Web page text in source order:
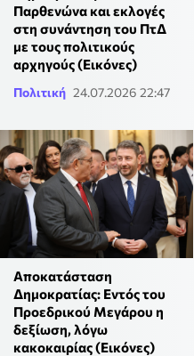
Παρθενώνα και εκλογές
στη συνάντηση του ΠτΔ
με τους πολιτικούς
αρχηγούς (Εικόνες)
Πολιτική 24.07.2026 22:47
Αποκατάσταση
Δημοκρατίας: Εντός του
Προεδρικού Μεγάρου η
δεξίωση, λόγω
κακοκαιρίας (Εικόνες)